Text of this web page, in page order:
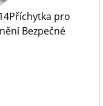
pro
Bezpečné